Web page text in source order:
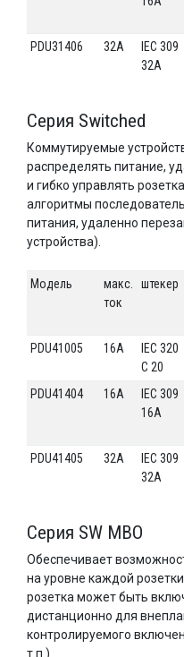
PDU31406 32А
IEC 309
32A
Серия Switched
Коммутируемые
распределять питание,
и гибко управлять
алгоритмы
питания, удаленно
устройства).
Модель
макс.
ток
штекер
PDU41005 16А
IEC 320
C 20
PDU41404 16А
IEC 309
16A
PDU41405 32А
IEC 309
32A
Серия SW MBO
Обеспечивает
на уровне каждой
розетка может быть
дистанционно для
контролируемого
т.п.)